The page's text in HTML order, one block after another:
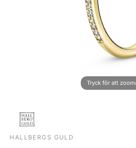
HALLBERGS GULD